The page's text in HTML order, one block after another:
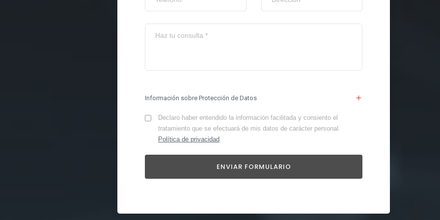
Información sobre Protección de Datos
Declaro haber entendido la información facilitada y consiento el
tratamiento que se efectuará de mis datos de carácter personal.
Política de privacidad.